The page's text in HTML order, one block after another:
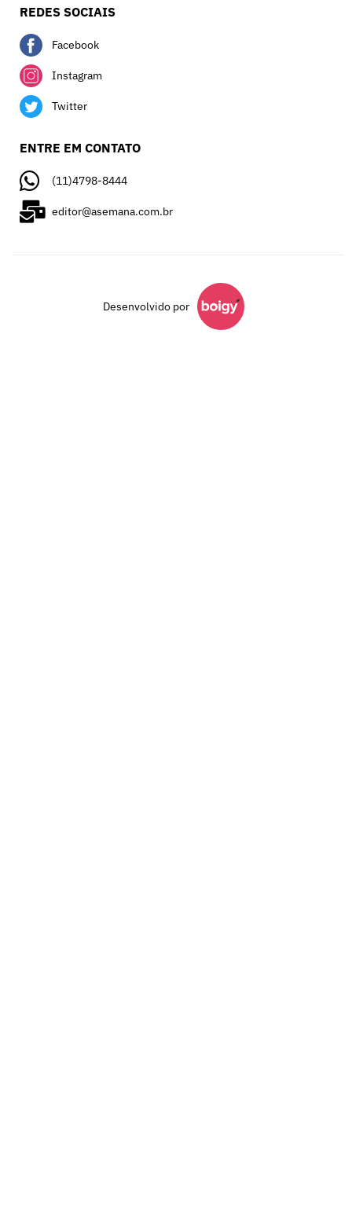
REDES SOCIAIS
Facebook
Instagram
Twitter
ENTRE EM CONTATO
(11)4798-8444
editor@asemana.com.br
Desenvolvido por